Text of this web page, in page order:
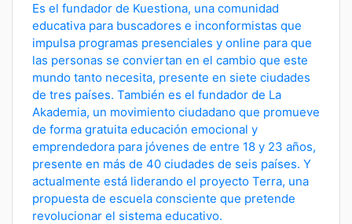
Es el fundador de Kuestiona, una comunidad
educativa para buscadores e inconformistas que
impulsa programas presenciales y online para que
las personas se conviertan en el cambio que este
mundo tanto necesita, presente en siete ciudades
de tres países. También es el fundador de La
Akademia, un movimiento ciudadano que promueve
de forma gratuita educación emocional y
emprendedora para jóvenes de entre 18 y 23 años,
presente en más de 40 ciudades de seis países. Y
actualmente está liderando el proyecto Terra, una
propuesta de escuela consciente que pretende
revolucionar el sistema educativo.